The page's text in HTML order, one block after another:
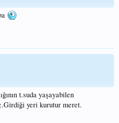
t.suda yaşayabilen
yeri kurutur meret.